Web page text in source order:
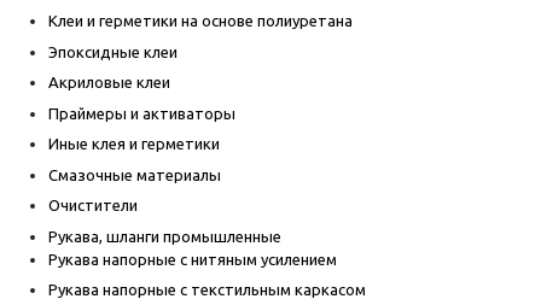
Клеи и герметики на основе полиуретана
Эпоксидные клеи
Акриловые клеи
Праймеры и активаторы
Иные клея и герметики
Смазочные материалы
Очистители
Рукава, шланги промышленные
Рукава напорные с нитяным усилением
Рукава напорные с текстильным каркасом